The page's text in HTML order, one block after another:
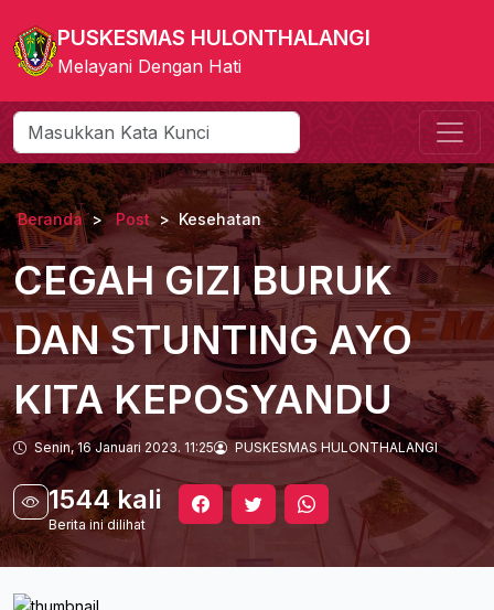
PUSKESMAS HULONTHALANGI
Melayani Dengan Hati
Beranda Post Kesehatan
CEGAH GIZI BURUK
DAN STUNTING AYO
KITA KEPOSYANDU
Senin, 16 Januari 2023. 11:25 PUSKESMAS HULONTHALANGI
1544 kali
Berita ini dilihat